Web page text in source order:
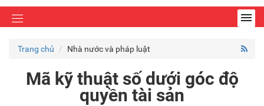
Trang chủ Nhà nước và pháp luật
Mã kỹ thuật số dưới góc độ
quyền tài sản